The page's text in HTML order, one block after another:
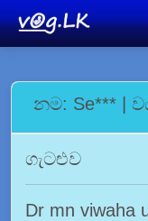
නම: Se*** |
ගැටළුව
Dr mn viwaha